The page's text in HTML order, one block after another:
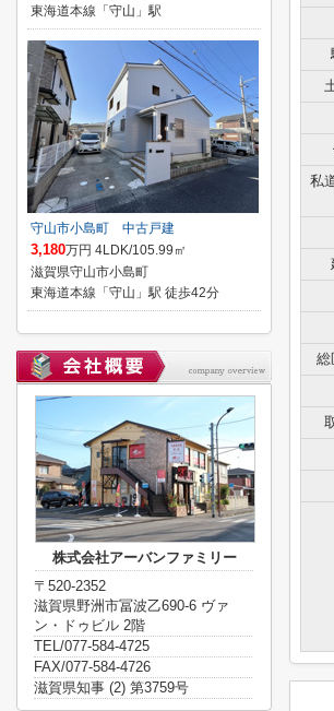
私
総
東海道本線「守山」駅
守山市小島町 中古戸建
3,180万円 4LDK/105.99㎡
滋賀県守山市小島町
東海道本線「守山」駅 徒歩42分
株式会社アーバンファミリー
〒520-2352
滋賀県野洲市冨波乙690-6 ヴァ
ン・ドゥビル 2階
TEL/077-584-4725
FAX/077-584-4726
滋賀県知事 (2) 第3759号